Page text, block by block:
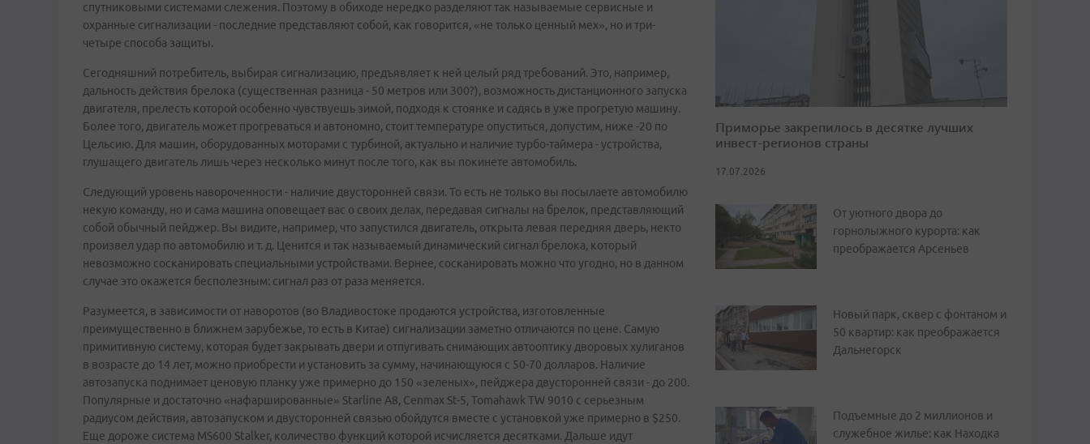
спутниковыми системами слежения. Поэтому в обиходе нередко разделяют так называемые сервисные и
охранные сигнализации - последние представляют собой, как говорится, «не только ценный мех», но и три-
четыре способа защиты.
Сегодняшний потребитель, выбирая сигнализацию, предъявляет к ней целый ряд требований. Это, например,
дальность действия брелока (существенная разница - 50 метров или 300?), возможность дистанционного запуска
двигателя, прелесть которой особенно чувствуешь зимой, подходя к стоянке и садясь в уже прогретую машину.
Более того, двигатель может прогреваться и автономно, стоит температуре опуститься, допустим, ниже -20 по
Цельсию. Для машин, оборудованных моторами с турбиной, актуально и наличие турбо-таймера - устройства,
глушащего двигатель лишь через несколько минут после того, как вы покинете автомобиль.
Следующий уровень навороченности - наличие двусторонней связи. То есть не только вы посылаете автомобилю
некую команду, но и сама машина оповещает вас о своих делах, передавая сигналы на брелок, представляющий
собой обычный пейджер. Вы видите, например, что запустился двигатель, открыта левая передняя дверь, некто
произвел удар по автомобилю и т. д. Ценится и так называемый динамический сигнал брелока, который
невозможно сосканировать специальными устройствами. Вернее, сосканировать можно что угодно, но в данном
случае это окажется бесполезным: сигнал раз от раза меняется.
Разумеется, в зависимости от наворотов (во Владивостоке продаются устройства, изготовленные
преимущественно в ближнем зарубежье, то есть в Китае) сигнализации заметно отличаются по цене. Самую
примитивную систему, которая будет закрывать двери и отпугивать снимающих автооптику дворовых хулиганов
в возрасте до 14 лет, можно приобрести и установить за сумму, начинающуюся с 50-70 долларов. Наличие
автозапуска поднимает ценовую планку уже примерно до 150 «зеленых», пейджера двусторонней связи - до 200.
Популярные и достаточно «нафаршированные» Starline А8, Cenmax St-5, Tomahawk TW 9010 с серьезным
радиусом действия, автозапуском и двусторонней связью обойдутся вместе с установкой уже примерно в $250.
Еще дороже система MS600 Stalker, количество функций которой исчисляется десятками. Дальше идут
Приморье закрепилось в десятке лучших
инвест-регионов страны
17.07.2026
От уютного двора до
горнолыжного курорта: как
преображается Арсеньев
Новый парк, сквер с фонтаном и
50 квартир: как преображается
Дальнегорск
Подъемные до 2 миллионов и
служебное жилье: как Находка